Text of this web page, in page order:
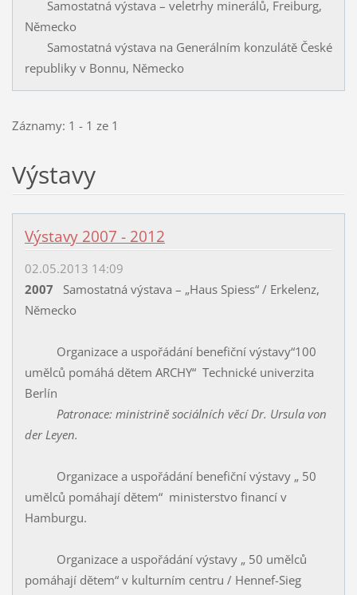
Samostatná výstava – veletrhy minerálů, Freiburg,
Německo
Samostatná výstava na Generálním konzulátě České
republiky v Bonnu, Německo
Záznamy: 1 - 1 ze 1
Výstavy
Výstavy 2007 - 2012
02.05.2013 14:09
2007
Samostatná výstava – „Haus Spiess“ / Erkelenz,
Nĕmecko
Organizace a uspořádání benefiční výstavy“100
umělců pomáhá dĕtem ARCHY“ Technické univerzita
Berlín
Patronace: ministrinĕ sociálních vĕcí Dr. Ursula von
der Leyen.
Organizace a uspořádání benefiční výstavy „ 50
umĕlců pomáhají dětem“ ministerstvo financí v
Hamburgu.
Organizace a uspořádání výstavy „ 50 umělců
pomáhají dětem“ v kulturním centru / Hennef-Sieg